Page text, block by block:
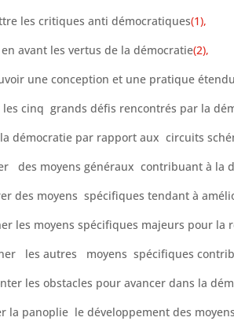
les critiques anti démocratiques(1),
avant les vertus de la démocratie(2),
une conception et une pratique
les cinq grands défis rencontrés par la
démocratie par rapport aux circuits
des moyens généraux contribuant à la
des moyens spécifiques tendant à
les moyens spécifiques majeurs pour
les autres moyens spécifiques
les obstacles pour avancer dans la
la panoplie le développement des